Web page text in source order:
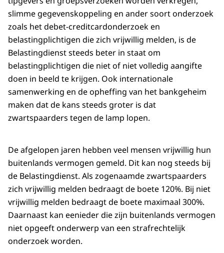
slimme gegevenskoppeling en ander soort onderzoek
zoals het debet-creditcardonderzoek en
belastingplichtigen die zich vrijwillig melden, is de
Belastingdienst steeds beter in staat om
belastingplichtigen die niet of niet volledig aangifte
doen in beeld te krijgen. Ook internationale
samenwerking en de opheffing van het bankgeheim
maken dat de kans steeds groter is dat
zwartspaarders tegen de lamp lopen.
De afgelopen jaren hebben veel mensen vrijwillig hun
buitenlands vermogen gemeld. Dit kan nog steeds bij
de Belastingdienst. Als zogenaamde zwartspaarders
zich vrijwillig melden bedraagt de boete 120%. Bij niet
vrijwillig melden bedraagt de boete maximaal 300%.
Daarnaast kan eenieder die zijn buitenlands vermogen
niet opgeeft onderwerp van een strafrechtelijk
onderzoek worden.